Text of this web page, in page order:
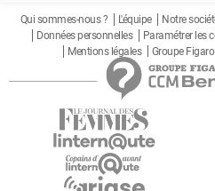
Qui sommes-nous ? L'équipe Notre
Données personnelles
Paramétrer les
Mentions légales
Groupe Figaro